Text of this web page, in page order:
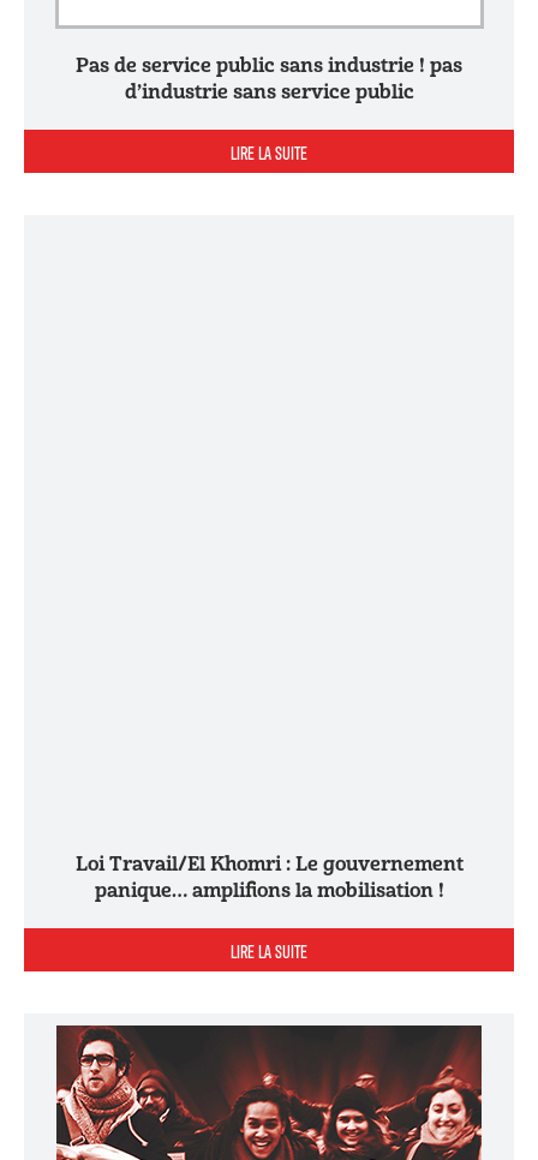
Pas de service public sans industrie ! pas
d’industrie sans service public
LIRE LA SUITE
Loi Travail/El Khomri : Le gouvernement
panique… amplifions la mobilisation !
LIRE LA SUITE